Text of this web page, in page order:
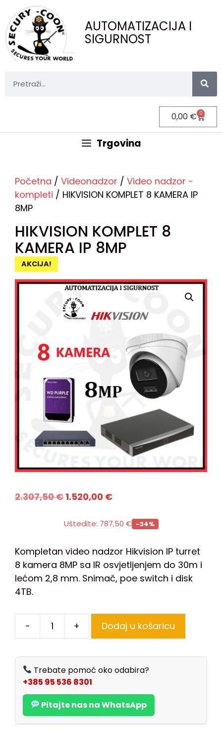
AUTOMATIZACIJA I
SIGURNOST
0,00 € 0
Trgovina
Početna / Videonadzor / Video nadzor -
kompleti / HIKVISION KOMPLET 8 KAMERA IP
8MP
HIKVISION KOMPLET 8
KAMERA IP 8MP
AKCIJA!
2.307,50€ 1.520,00 €
Uštedite: 787,50 € -34%
Kompletan video nadzor Hikvision IP turret
8 kamera 8MP sa IR osvjetljenjem do 30m i
lećom 2,8 mm. Snimač, poe switch i disk
4TB.
- + Dodaj u košaricu
Trebate pomoć oko odabira?
+385 95 536 8301
Pitajte nas na WhatsApp